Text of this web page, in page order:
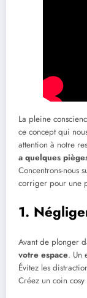
La pleine
ce concept qui
attention à notre
a quelques
Concentrons-nous
corriger pour une
1.
Avant de plonger
votre espace. Un
Évitez les
Créez un coin